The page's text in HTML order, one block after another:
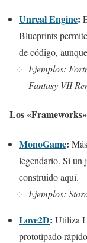
Unreal Engine:
Blueprints
de código,
Ejemplos:
Fantasy VII
Los
MonoGame:
legendario. Si un
construido aquí.
Ejemplos:
Love2D: Utiliza
prototipado